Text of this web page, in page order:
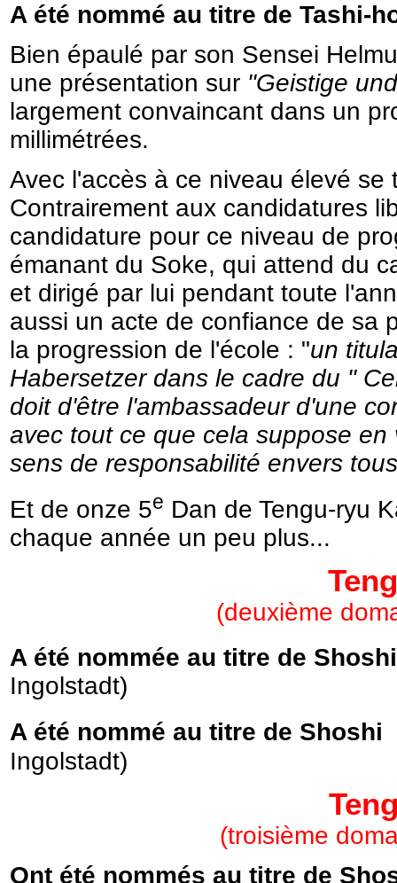
A été nommé au titre de Tashi-
Bien épaulé par son Sensei
une présentation sur "Geistige
largement convaincant dans un
millimétrées.
Avec l'accès à ce niveau élevé
Contrairement aux candidatures
candidature pour ce niveau de
émanant du Soke, qui attend du
et dirigé par lui pendant toute
aussi un acte de confiance de sa
la progression de l'école : "un
Habersetzer dans le cadre du "
doit d'être l'ambassadeur d'une
avec tout ce que cela suppose
sens de responsabilité envers
Et de onze 5e Dan de Tengu-ryu
chaque année un peu plus...
(deuxième
A été nommée au titre de
Ingolstadt)
A été nommé au titre de Shoshi
Ingolstadt)
(troisième
Ont été nommés au titre de